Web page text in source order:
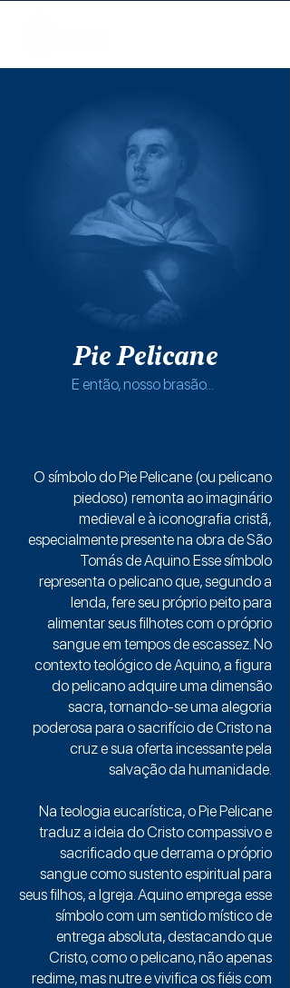
Pie Pelicane
E então, nosso brasão...
O símbolo do Pie Pelicane (ou pelicano
piedoso) remonta ao imaginário
medieval e à iconografia cristã,
especialmente presente na obra de São
Tomás de Aquino. Esse símbolo
representa o pelicano que, segundo a
lenda, fere seu próprio peito para
alimentar seus filhotes com o próprio
sangue em tempos de escassez. No
contexto teológico de Aquino, a figura
do pelicano adquire uma dimensão
sacra, tornando-se uma alegoria
poderosa para o sacrifício de Cristo na
cruz e sua oferta incessante pela
salvação da humanidade.
Na teologia eucarística, o Pie Pelicane
traduz a ideia do Cristo compassivo e
sacrificado que derrama o próprio
sangue como sustento espiritual para
seus filhos, a Igreja. Aquino emprega esse
símbolo com um sentido místico de
entrega absoluta, destacando que
Cristo, como o pelicano, não apenas
redime, mas nutre e vivifica os fiéis com